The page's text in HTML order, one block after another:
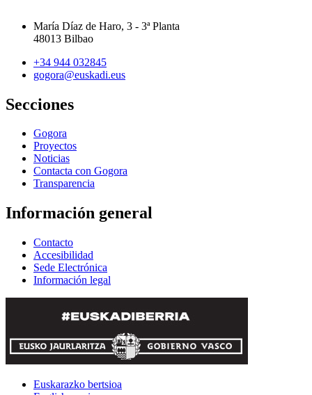
María Díaz de Haro, 3 - 3ª Planta
48013 Bilbao
+34 944 032845
gogora@euskadi.eus
Secciones
Gogora
Proyectos
Noticias
Contacta con Gogora
Transparencia
Información general
Contacto
Accesibilidad
Sede Electrónica
Información legal
Euskarazko bertsioa